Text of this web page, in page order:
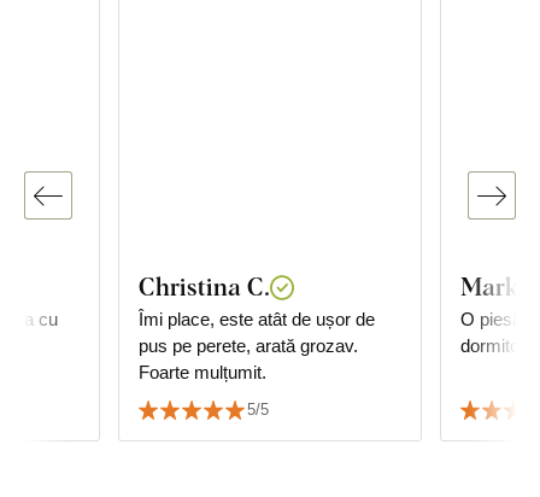
cu
Christina C.
Îmi place, este atât de ușor de
pus pe perete, arată grozav.
Foarte mulțumit.
5/5
O piesă
dormitor.